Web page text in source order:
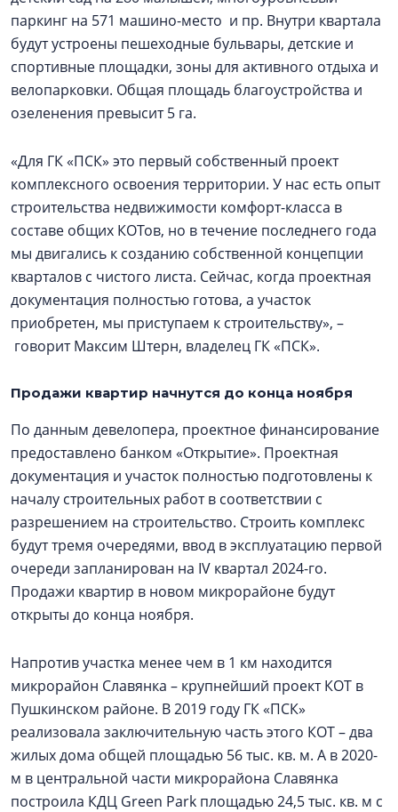
паркинг на 571 машино-место и пр. Внутри квартала
будут устроены пешеходные бульвары, детские и
спортивные площадки, зоны для активного отдыха и
велопарковки. Общая площадь благоустройства и
озеленения превысит 5 га.
«Для ГК «ПСК» это первый собственный проект
комплексного освоения территории. У нас есть опыт
строительства недвижимости комфорт-класса в
составе общих КОТов, но в течение последнего года
мы двигались к созданию собственной концепции
кварталов с чистого листа. Сейчас, когда проектная
документация полностью готова, а участок
приобретен, мы приступаем к строительству», –
говорит Максим Штерн, владелец ГК «ПСК».
Продажи квартир начнутся до конца ноября
По данным девелопера, проектное финансирование
предоставлено банком «Открытие». Проектная
документация и участок полностью подготовлены к
началу строительных работ в соответствии с
разрешением на строительство. Строить комплекс
будут тремя очередями, ввод в эксплуатацию первой
очереди запланирован на IV квартал 2024-го.
Продажи квартир в новом микрорайоне будут
открыты до конца ноября.
Напротив участка менее чем в 1 км находится
микрорайон Славянка – крупнейший проект КОТ в
Пушкинском районе. В 2019 году ГК «ПСК»
реализовала заключительную часть этого КОТ – два
жилых дома общей площадью 56 тыс. кв. м. А в 2020-
м в центральной части микрорайона Славянка
построила КДЦ Green Park площадью 24,5 тыс. кв. м с